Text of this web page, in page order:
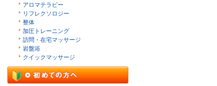
アロマテラピー
リフレクソロジー
整体
加圧トレーニング
訪問・在宅マッサージ
岩盤浴
クイックマッサージ